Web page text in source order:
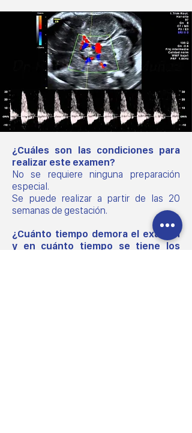
¿Cuáles son las condiciones para
realizar este examen?
No se requiere ninguna preparación
especial.
Se puede realizar a partir de las 20
semanas de gestación.
¿Cuánto tiempo demora el examen
y en cuánto tiempo se tiene los